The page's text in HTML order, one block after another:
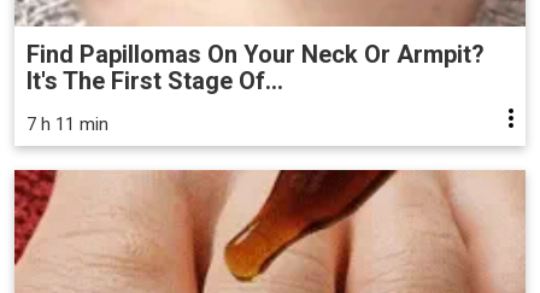
Find Papillomas On Your Neck Or Armpit?
It's The First Stage Of...
7 h 11 min